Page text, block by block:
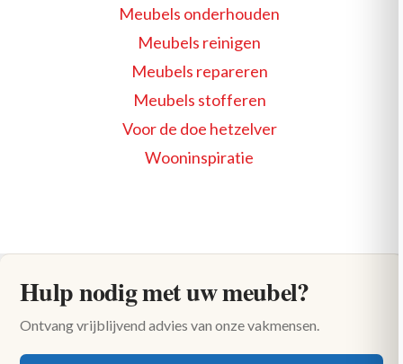
productpagina
Meubels onderhouden
Meubels reinigen
Meubels repareren
Meubels stofferen
Voor de doe hetzelver
Wooninspiratie
Hulp nodig met uw meubel?
Ontvang vrijblijvend advies van onze vakmensen.